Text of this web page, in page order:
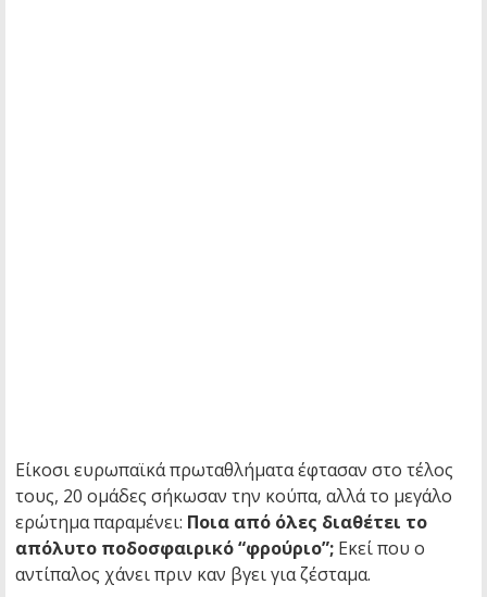
Είκοσι ευρωπαϊκά πρωταθλήματα έφτασαν στο τέλος
τους, 20 ομάδες σήκωσαν την κούπα, αλλά το μεγάλο
ερώτημα παραμένει: Ποια από όλες διαθέτει το
απόλυτο ποδοσφαιρικό “φρούριο”; Εκεί που ο
αντίπαλος χάνει πριν καν βγει για ζέσταμα.